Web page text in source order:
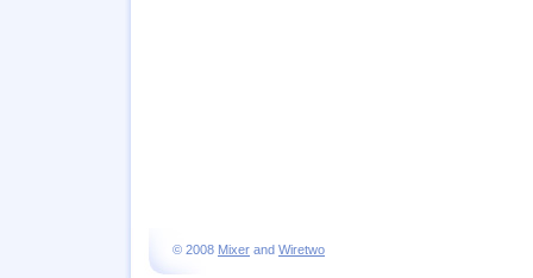
© 2008 Mixer and Wiretwo